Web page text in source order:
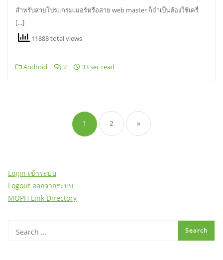
สำหรับสายโปรแกรมเมอร์หรือสาย web master ก็จำเป็นต้องใช้เครื่
[…]
11888 total views
Android 2 33 sec read
pagination
1 2 »
Login เข้าระบบ
Logout ออกจากระบบ
MOPH Link Directory